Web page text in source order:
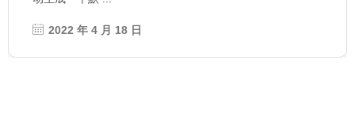
2022 年 4 月 18 日